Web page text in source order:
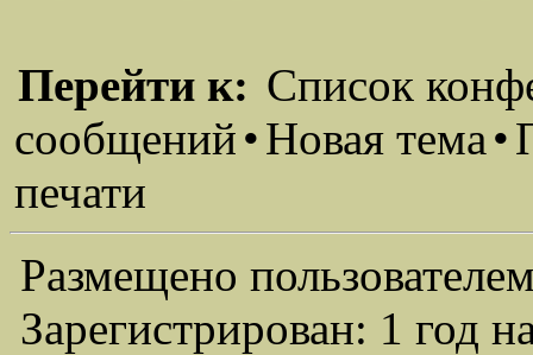
Перейти к: Список
сообщений•Новая тема•
печати
Размещено
Зарегистрирован: 1 год